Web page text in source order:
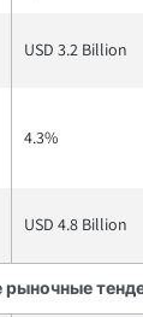
USD 3.2 Billion
4.3%
USD 4.8 Billion